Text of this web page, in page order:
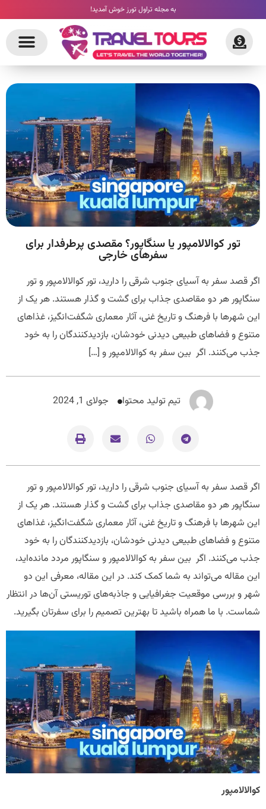
به مجله تراول تورز خوش آمدید!
تور کوالالامپور یا سنگاپور؟ مقصدی پرطرفدار برای
سفرهای خارجی
اگر قصد سفر به آسیای جنوب شرقی را دارید، تور کوالالامپور و تور
سنگاپور هر دو مقاصدی جذاب برای گشت و گذار هستند. هر یک از
این شهرها با فرهنگ و تاریخ غنی، آثار معماری شگفت‌انگیز، غذاهای
متنوع و فضاهای طبیعی دیدنی خودشان، بازدیدکنندگان را به خود
جذب می‌کنند. اگر بین سفر به کوالالامپور و […]
تیم تولید محتوا جولای 1, 2024
اگر قصد سفر به آسیای جنوب شرقی را دارید، تور کوالالامپور و تور
سنگاپور هر دو مقاصدی جذاب برای گشت و گذار هستند. هر یک از
این شهرها با فرهنگ و تاریخ غنی، آثار معماری شگفت‌انگیز، غذاهای
متنوع و فضاهای طبیعی دیدنی خودشان، بازدیدکنندگان را به خود
جذب می‌کنند. اگر بین سفر به کوالالامپور و سنگاپور مردد مانده‌اید،
این مقاله می‌تواند به شما کمک کند. در این مقاله، معرفی این دو
شهر و بررسی موقعیت جغرافیایی و جاذبه‌های توریستی آن‌ها در انتظار
شماست. با ما همراه باشید تا بهترین تصمیم را برای سفرتان بگیرید.
کوالالامپور